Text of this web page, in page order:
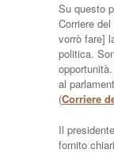
Su questo
Corriere
vorrò fare]
politica.
al
(Corriere
Il
fornito